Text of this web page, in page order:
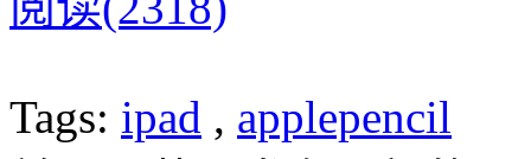
Tags: ipad , applepencil